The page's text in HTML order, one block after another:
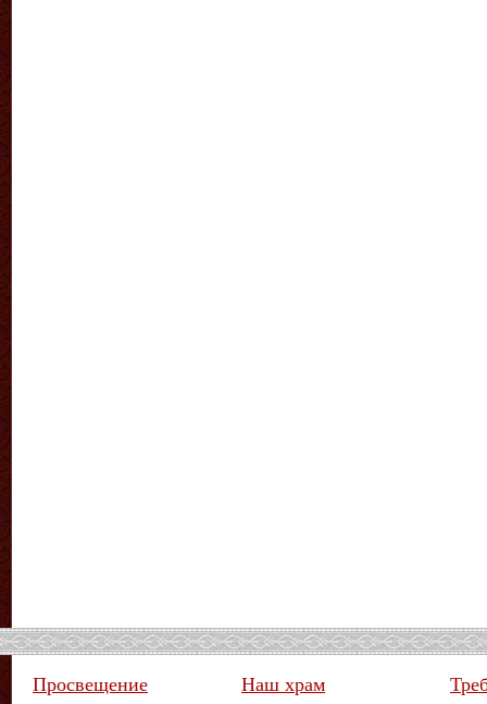
Просвещение Наш храм